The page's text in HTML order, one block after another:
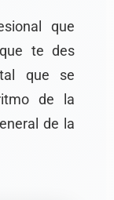
que
te des
que se
de la
de la